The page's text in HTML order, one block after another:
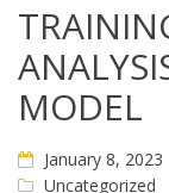
MODEL
January 8, 2023
Uncategorized